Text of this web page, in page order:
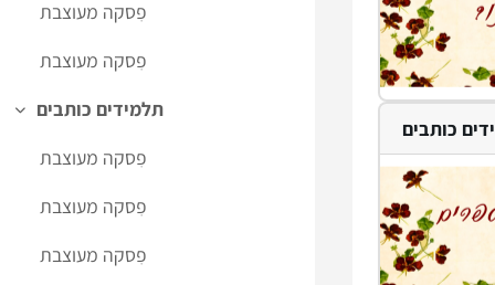
פִסקה מעוצבת
פִסקה מעוצבת
Collapse
תלמידים כותבים
פִסקה מעוצבת
פִסקה מעוצבת
פִסקה מעוצבת
כותבים